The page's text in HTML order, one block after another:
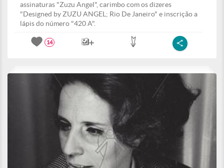
assinaturas "Zuzu Angel", carimbo com os dizeres
"Designed by ZUZU ANGEL; Rio De Janeiro" e inscrição a
lápis do número "420 A".
14